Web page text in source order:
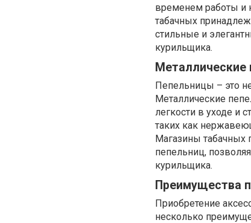
временем работы и
табачных
стильные и
курильщика.
Металлические
Пепельницы – это
Металлические
легкости в уходе и
таких как
Магазины табачных
пепельниц,
курильщика.
Преимущества
Приобретение
несколько